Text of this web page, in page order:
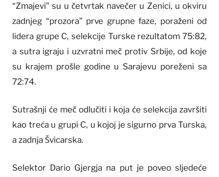
“Zmajevi” su u četvrtak navečer u Zenici, u okviru
zadnjeg “prozora” prve grupne faze, poraženi od
lidera grupe C, selekcije Turske rezultatom 75:82,
a sutra igraju i uzvratni meč protiv Srbije, od koje
su krajem prošle godine u Sarajevu poreženi sa
72:74.
Sutrašnji će meč odlučiti i koja će selekcija završiti
kao treća u grupi C, u kojoj je sigurno prva Turska,
a zadnja Švicarska.
Selektor Dario Gjergja na put je poveo sljedeće